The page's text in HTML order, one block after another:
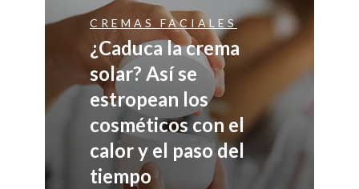
CREMAS FACIALES
¿Caduca la crema
solar? Así se
estropean los
cosméticos con el
calor y el paso del
tiempo